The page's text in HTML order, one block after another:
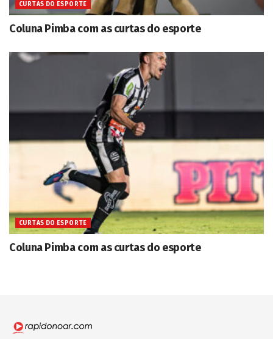
CURTAS DO ESPORTE
Coluna Pimba com as curtas do esporte
CURTAS DO ESPORTE
Coluna Pimba com as curtas do esporte